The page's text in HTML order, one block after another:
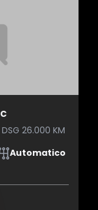
DSG 26.000 KM
Automatico